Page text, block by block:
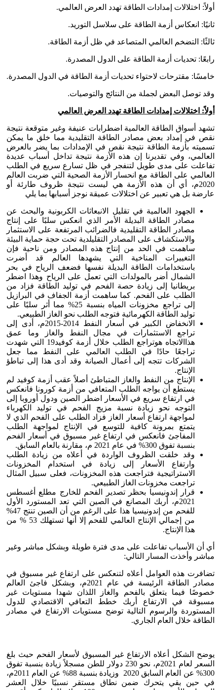
أولاً: اختلالات إمدادات الطاقة تهدد العرض العالمي.
ثانيًا: انعكاس أزمة الطاقة على سلاسل التوريد.
ثالثًا: التضخم العالمي المتصاعد في ظل أزمة الطاقة.
رابعًا: تحديات أزمة الطاقة على الدول المصدرة.
خامسًا: مقترحات لاحتواء تحديات أزمة الطاقة في الدول المصدرة.
وقد توصل البعض لجملة من النتائج والتوصيات.
أولاً: اختلالات إمدادات الطاقة تهدد العرض العالمي
تشهد أسواق الطاقة العالمية اضطرابات عنيفة وغير متوقعة نتيجة
نقص في إمداد بعض مصادر الطاقة التقليدية مما خلق ما يمكن
تسميته بأزمة الطاقة نتيجة نقص في الإمدادات بما يضر بالعرض
العالمي، وفي تقديرنا إن هذه الأزمة نتيجة تداخل أسباب عديدة
تفاعلت على مدى طويل لتنفجر في ظل تسارع سريع في الطلب
العالمي على الطاقة مع انحسار الأزمة الصحية التي ضربت العالم
2020م، أي أن هذه الأزمة هي ليست نتيجة ظروف طارئة أو
عارضة بل هي تعبير عن اختلالات عميقة نوجز أسبابها بما يلي
الجهود العالمية في تقليل الانبعاثات الكربونية والبحث عن
مصادر الطاقة البديلة الأمر الذي انعكس سلبًا على إنتاج
مصادر الطاقة التقليدية فالضرائب المرتفعة على الاستثمار
والاستكشاف على المصادر التقليلدية تحت حجة حماية البيئة
ساهمت في الحد من إنتاج هذه المصادر ومن ناحية فإن
التغييرات المناخية التي يشهدها العالم قد أضرت
باستخدامات الطاقة البديلة نفسها فضعف الرياح في بحر
الشمال أضر بالمولدات التي تعمل على الرياح وهذا اضطر
بريطانيا إلى زيادة حصة الفحم في توليد الطاقة فزاد من
الطلب على الفحم. كما ساهمت أزمة الجفاف في البرازيل
إلى تراجع مخزونات المياه بنسبة 25% مما أثر سلبًا على
توليد الطاقة الكهرمائية فتوجه الطلب نحو الغاز الطبيعي.
الانخفاض الكبير في أسعار النفط 2014-2015م، أدى إلى
تراجع الاستثمارات في مجال النفط والغاز وما عمق
هذاالاتجاه هوتراجع الطلب خلال أزمة كوفيد19 التي شهدت
تراجعًا حادًا في الطلب العالمي على النفط مما جعل
الشركات تتجه إلى أعمال الصيانة وقد أدى هذا إلى تباطؤ
الإنتاج.
الإنتاج من النفط والغاز المتباطئ أصلاً عقب أزمة كوفيد لم
يستطع أن يواجه الطلب المتعافي من أزمة كورونا فانعكس
في ارتفاع سريع في الأسعار اضطر الصين ودول أوروبا إلى
التوجه نحو زيادة نسبة مزيج الفحم في توليد الكهرباء
لمواجهة ارتفاع أسعار الغاز فزاد الطلب على الفحم الذي لا
يتمتع بمرونة كافية للتوسع في الإنتاج لمواجهة الطلب
المفاجئ فانعكس في ارتفاع غير مسبوق في أسعار الفحم
بنسبة تفوق 300% في عام 2021 م، مقارنة بالعام السابق.
وقد خلقت الظروف الواردة في أعلاه من زيادة الطلب
وارتفاع الأسعار إلى زيادة في استخدام المخزونات
الاستراتيجية فتراجعت هذه المخزونات، فعلى سبيل المثال
تراجعت مخزونات الغاز الطبيعي.
قرار إندونيسيا بحظر تصدير الفحم للخارج مطلع أغسطس
2021م، أربك المصانع في الصين التي تعد المستورد الأول
للفحم من إندونيسيا هذا على الرغم من أن الصين تنتج 47%
من إجمالي الإنتاج العالمي للفحم إلا أنها تستهلك 53 % من
هذا الإنتاج.
أي أن الأسباب تفاعلت على مدى فترة طويلة وبشكل مباشر وغير
مباشر وأخذت المسار التالي:
تضافرت هذه العوامل أعلاه لتنعكس على ارتفاع غير مسبوق في
مصادر الطاقة الرئيسة في عام 2021م، وبشكل فاجئ العالم
خصوصًا فيما يتعلق بالفحم والغاز اللذان شهدا مستويات غير
مسبوقة في الارتفاع أربك خطط التعافي الاقتصادي للدول
المستوردة والرسوم التالية توضح مستويات الارتفاع في مصادر
الطاقة خلال العام الجاري.
يوضح الشكل أعلاه الارتفاع غير المسبوق لأسعار الفحم حيث بلغ
السعر لعام 2021م، نحو 230 دولار للطن مسجلاً زيادة بنسبة تفوق
300% عن العام السابق 2020 وزيادة بنسبة 88% عن العام 2011م،
في حين بقي يتحرك ضمن نطاق مستقر نسبيًا خلال العشر